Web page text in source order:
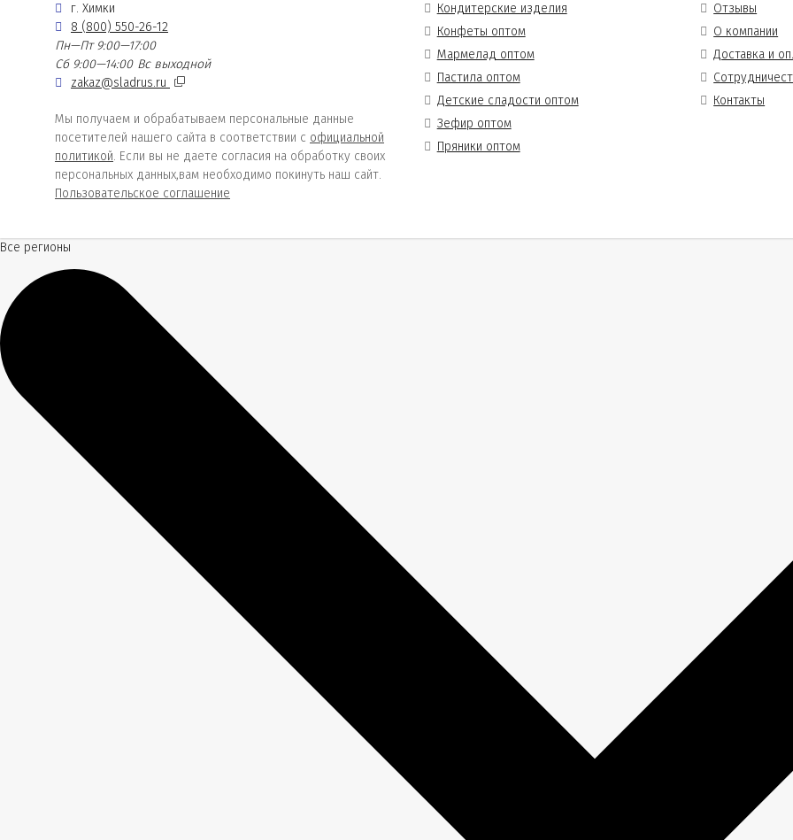
г. Химки
8 (800) 550-26-12
Пн—Пт 9:00—17:00
Сб 9:00—14:00 Вс выходной
zakaz@sladrus.ru
Мы получаем и обрабатываем персональные данные
посетителей нашего сайта в соответствии с официальной
политикой. Если вы не даете согласия на обработку своих
персональных данных,вам необходимо покинуть наш сайт.
Пользовательское соглашение
Кондитерские изделия
Конфеты оптом
Мармелад оптом
Пастила оптом
Детские сладости оптом
Зефир оптом
Пряники оптом
Отзывы
О компании
Доставка и
Контакты
Все регионы